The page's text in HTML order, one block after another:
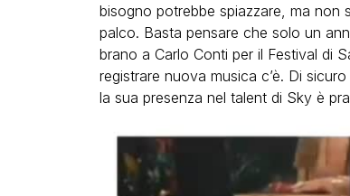
bisogno potrebbe spiazzare, ma non
palco. Basta pensare che solo un
brano a Carlo Conti per il Festival di
registrare nuova musica c’è. Di
la sua presenza nel talent di Sky è